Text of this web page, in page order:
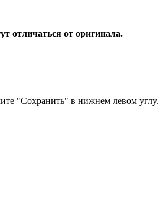
отличаться от оригинала.
"Сохранить" в нижнем левом углу.